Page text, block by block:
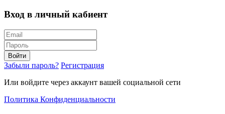
Вход в личный кабиент
Войти
Забыли пароль? Регистрация
Или войдите через аккаунт вашей социальной сети
Политика Конфиденциальности